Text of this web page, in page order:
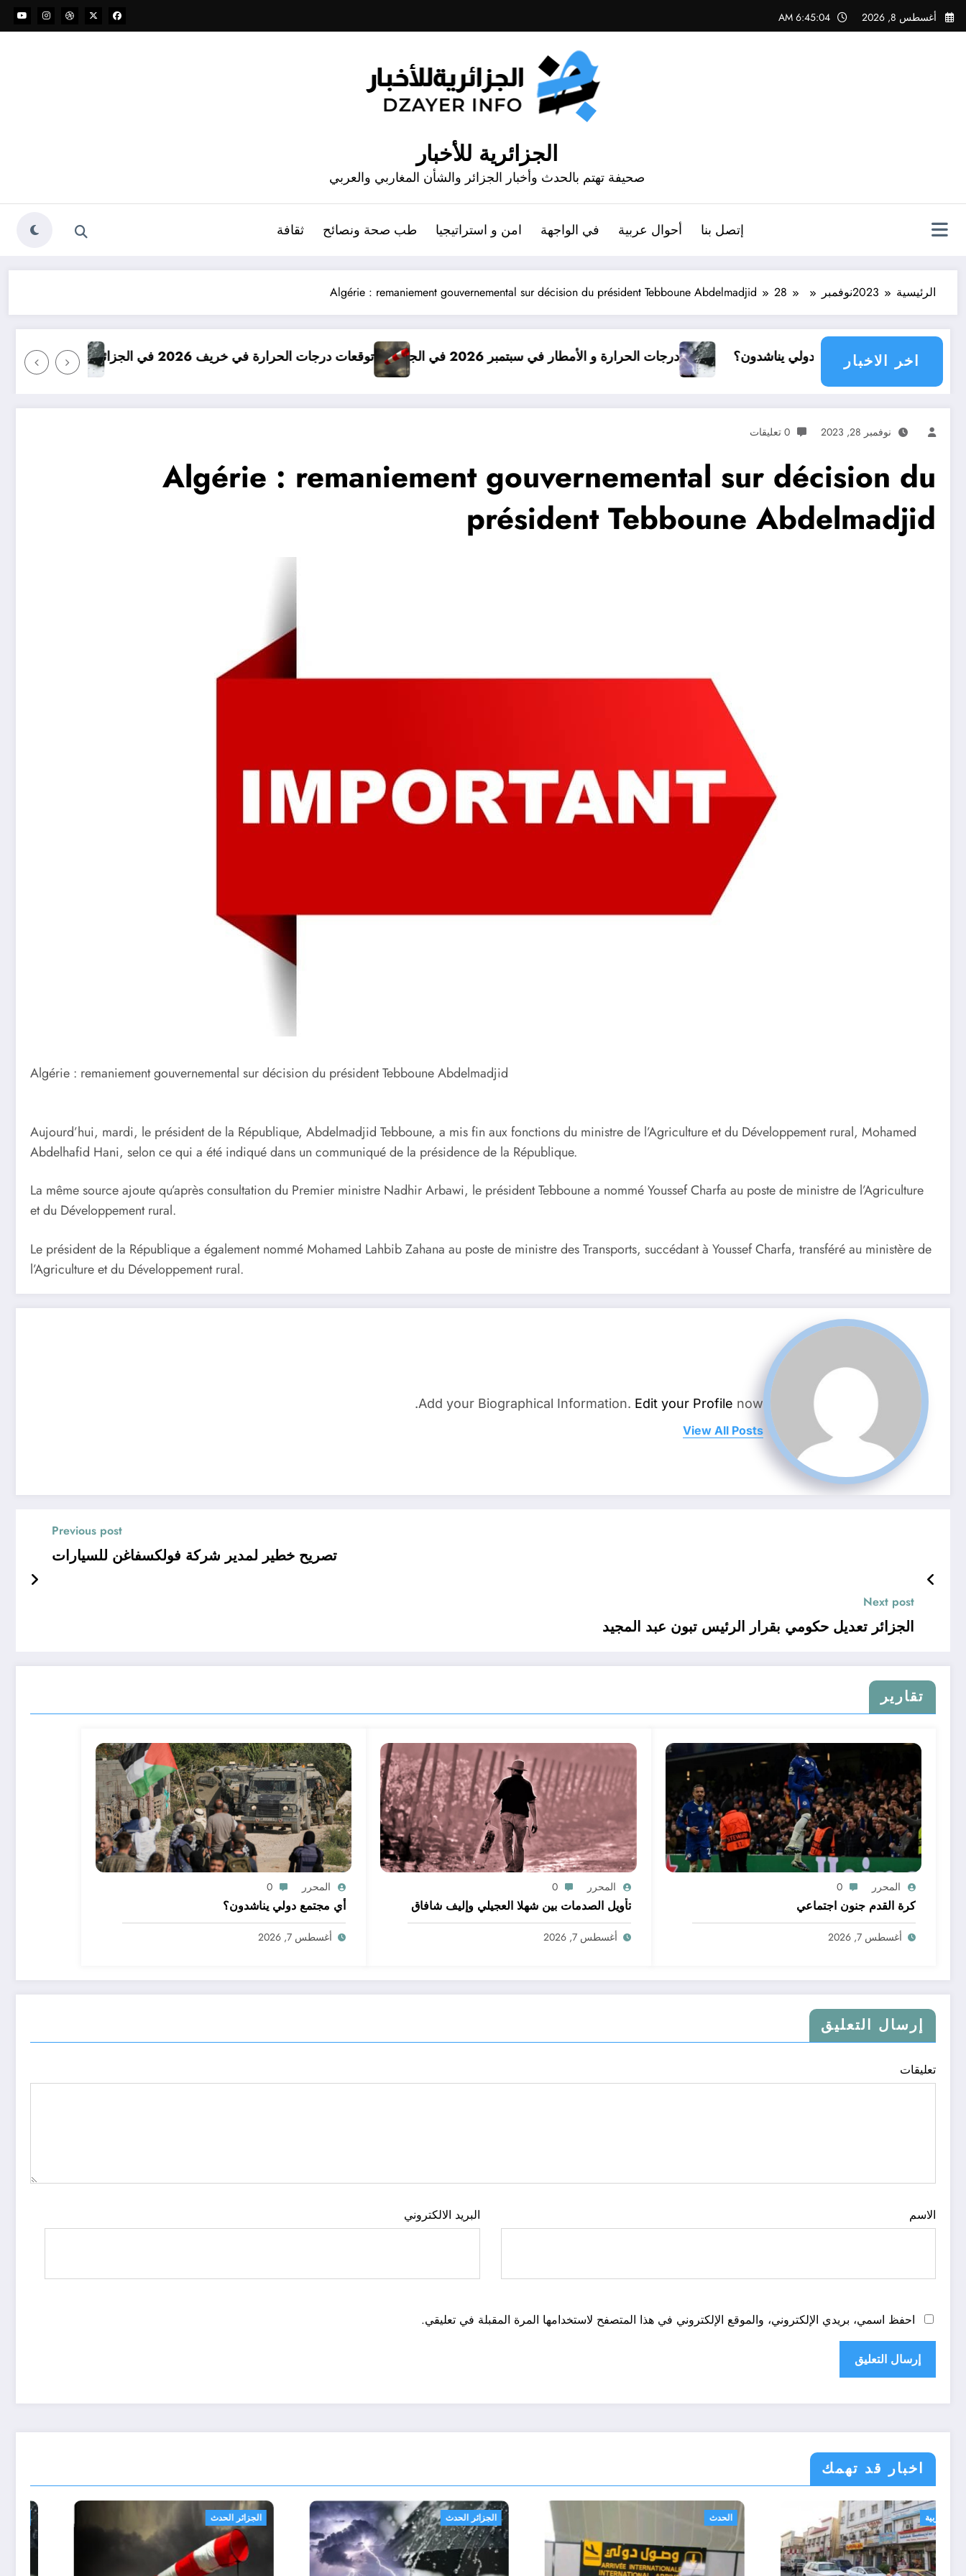
التجاوز
إلى
أغسطس 8, 2026 6:45:05 AM
الجزائرية للأخبار
صحيفة تهتم بالحدث وأخبار الجزائر والشأن المغاربي والعربي
إتصل بنا أحوال عربية في الواجهة امن و استراتيجيا طب صحة ونصائح ثقافة
الرئيسية 2023نوفمبر 28
Algérie : remaniement gouvernemental sur décision du président Tebboune Abdelmadjid
اخر الاخبار
دولي يناشدون؟ درجات الحرارة و الأمطار في سبتمبر 2026 في الجزائر توقعات درجات الحرارة في خريف 2026 في الجزائر امطار بكميات كبيرة جدا متوقعة في
نوفمبر 28, 2023 0 تعليقات
Algérie : remaniement gouvernemental sur décision du
président Tebboune Abdelmadjid
Algérie : remaniement gouvernemental sur décision du président Tebboune Abdelmadjid
Aujourd’hui, mardi, le président de la République, Abdelmadjid Tebboune, a mis fin aux fonctions du ministre de l’Agriculture et du Développement rural, Mohamed
Abdelhafid Hani, selon ce qui a été indiqué dans un communiqué de la présidence de la République.
La même source ajoute qu’après consultation du Premier ministre Nadhir Arbawi, le président Tebboune a nommé Youssef Charfa au poste de ministre de l’Agriculture
et du Développement rural.
Le président de la République a également nommé Mohamed Lahbib Zahana au poste de ministre des Transports, succédant à Youssef Charfa, transféré au ministère de
l’Agriculture et du Développement rural.
Add your Biographical Information. Edit your Profile now.
View All Posts
Previous post
تصريح خطير لمدير شركة فولكسفاغن للسيارات
Next post
الجزائر تعديل حكومي بقرار الرئيس تبون عبد المجيد
تقارير
المحرر 0
كرة القدم جنون اجتماعي
أغسطس 7, 2026
المحرر 0
تأويل الصدمات بين شهلا العجيلي وإليف شافاق
أغسطس 7, 2026
المحرر 0
أي مجتمع دولي يناشدون؟
أغسطس 7, 2026
إرسال التعليق
تعليقات
الاسم البريد الالكتروني
احفظ اسمي، بريدي الإلكتروني، والموقع الإلكتروني في هذا المتصفح لاستخدامها المرة المقبلة في تعليقي.
اخبار قد تهمك
الجزائر الحدث أحوال عربية